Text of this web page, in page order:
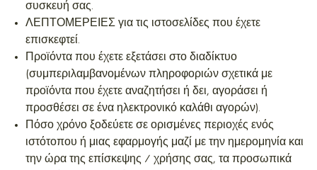
συσκευή σας.
ΛΕΠΤΟΜΕΡΕΙΕΣ για τις ιστοσελίδες που έχετε
επισκεφτεί.
Προϊόντα που έχετε εξετάσει στο διαδίκτυο
(συμπεριλαμβανομένων πληροφοριών σχετικά με
προϊόντα που έχετε αναζητήσει ή δει, αγοράσει ή
προσθέσει σε ένα ηλεκτρονικό καλάθι αγορών).
Πόσο χρόνο ξοδεύετε σε ορισμένες περιοχές ενός
ιστότοπου ή μιας εφαρμογής μαζί με την ημερομηνία και
την ώρα της επίσκεψης / χρήσης σας, τα προσωπικά